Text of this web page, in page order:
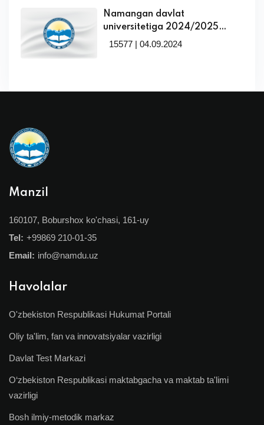
Namangan davlat
universitetiga 2024/2025
o‘quv yilida talabalikka tavsiya
15577 | 04.09.2024
Manzil
160107, Boburshox ko'chasi, 161-uy
Tel: +99869 210-01-35
Email: info@namdu.uz
Havolalar
O'zbekiston Respublikasi Hukumat Portali
Oliy ta'lim, fan va innovatsiyalar vazirligi
Davlat Test Markazi
O‘zbekiston Respublikasi maktabgacha va maktab ta'limi
vazirligi
Bosh ilmiy-metodik markaz